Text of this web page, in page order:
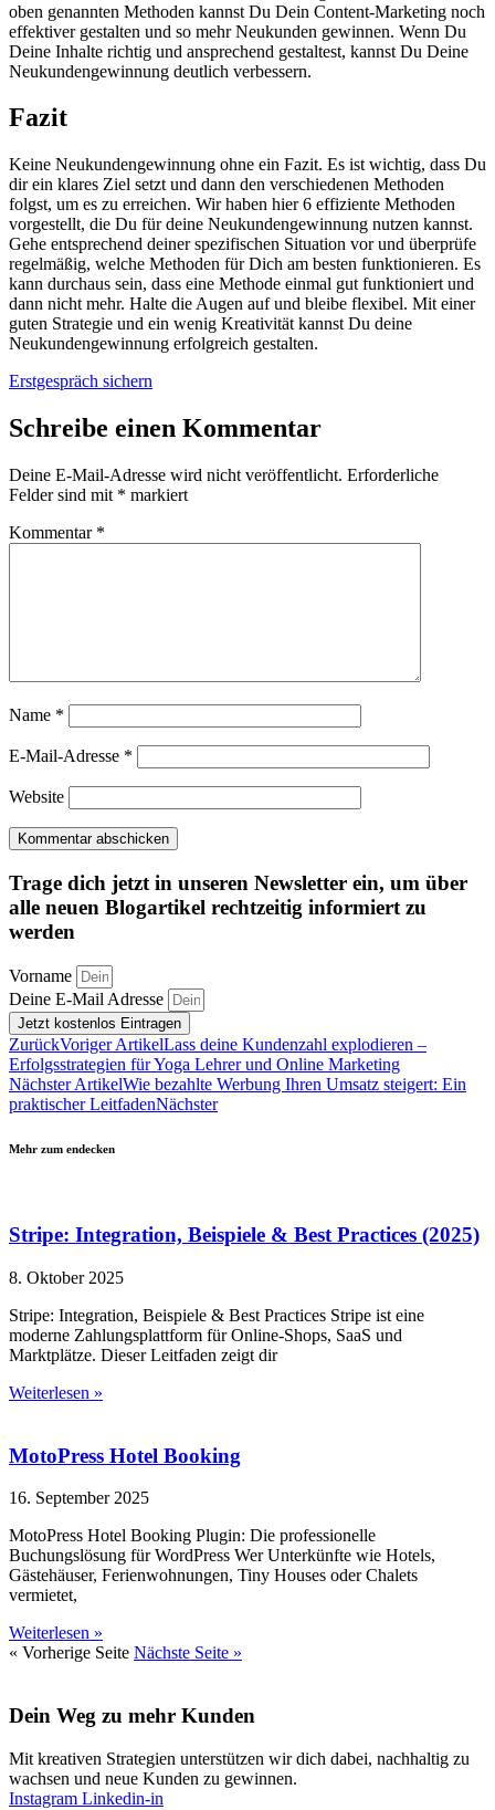
oben genannten Methoden kannst Du Dein Content-Marketing noch
effektiver gestalten und so mehr Neukunden gewinnen. Wenn Du
Deine Inhalte richtig und ansprechend gestaltest, kannst Du Deine
Neukundengewinnung deutlich verbessern.
Fazit
Keine Neukundengewinnung ohne ein Fazit. Es ist wichtig, dass Du
dir ein klares Ziel setzt und dann den verschiedenen Methoden
folgst, um es zu erreichen. Wir haben hier 6 effiziente Methoden
vorgestellt, die Du für deine Neukundengewinnung nutzen kannst.
Gehe entsprechend deiner spezifischen Situation vor und überprüfe
regelmäßig, welche Methoden für Dich am besten funktionieren. Es
kann durchaus sein, dass eine Methode einmal gut funktioniert und
dann nicht mehr. Halte die Augen auf und bleibe flexibel. Mit einer
guten Strategie und ein wenig Kreativität kannst Du deine
Neukundengewinnung erfolgreich gestalten.
Erstgespräch sichern
Schreibe einen Kommentar
Deine E-Mail-Adresse wird nicht veröffentlicht. Erforderliche
Felder sind mit * markiert
Kommentar *
Name *
E-Mail-Adresse *
Website
Trage dich jetzt in unseren Newsletter ein, um über
alle neuen Blogartikel rechtzeitig informiert zu
werden
Vorname
Deine E-Mail Adresse
Jetzt kostenlos Eintragen
ZurückVoriger ArtikelLass deine Kundenzahl explodieren –
Erfolgsstrategien für Yoga Lehrer und Online Marketing
Nächster ArtikelWie bezahlte Werbung Ihren Umsatz steigert: Ein
praktischer LeitfadenNächster
Mehr zum endecken
Stripe: Integration, Beispiele & Best Practices (2025)
8. Oktober 2025
Stripe: Integration, Beispiele & Best Practices Stripe ist eine
moderne Zahlungsplattform für Online-Shops, SaaS und
Marktplätze. Dieser Leitfaden zeigt dir
Weiterlesen »
MotoPress Hotel Booking
16. September 2025
MotoPress Hotel Booking Plugin: Die professionelle
Buchungslösung für WordPress Wer Unterkünfte wie Hotels,
Gästehäuser, Ferienwohnungen, Tiny Houses oder Chalets
vermietet,
Weiterlesen »
« Vorherige Seite Nächste Seite »
Dein Weg zu mehr Kunden
Mit kreativen Strategien unterstützen wir dich dabei, nachhaltig zu
wachsen und neue Kunden zu gewinnen.
Instagram Linkedin-in